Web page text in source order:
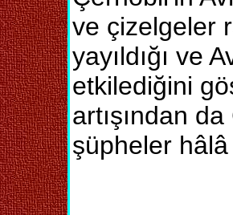
ve çizelgeler
yayıldığı ve
etkilediğini
artışından
şüpheler